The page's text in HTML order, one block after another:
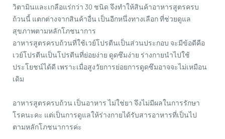
วิตามินและเกลือแร่กว่า 30 ชนิด จึงทำให้สินค้าอาหารสูตรครบ
ถ้วนนี้ แตกต่างจากสินค้าอื่น เป็นอีกหนึ่งทางเลือก ที่ช่วยดูแล
สุขภาพตามหลักโภชนาการ
อาหารสูตรครบถ้วนที่ใช้เวย์โปรตีนเป็นส่วนประกอบ จะมีข้อดีคือ
เวย์โปรตีนเป็นโปรตีนที่ย่อยง่าย ดูดซึมง่าย ร่างกายนำไปใช้
ประโยชน์ได้ดี เพราะเมื่อสูงวัยการย่อยการดูดซึมอาจจะไม่เหมือน
เดิม
อาหารสูตรครบถ้วน เป็นอาหาร ไม่ใช่ยา จึงไม่มีผลในการรักษา
โรคนะคะ แต่เป็นการดูแลให้ร่างกายได้รับสารอาหารที่เป็นไป
ตามหลักโภชนาการค่ะ